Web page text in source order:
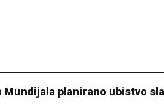
Mundijala planirano ubistvo